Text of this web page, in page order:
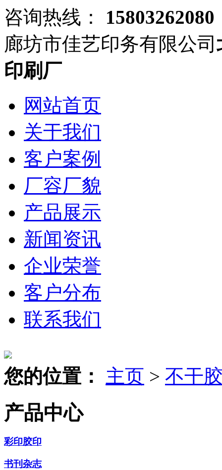
咨询热线：
15803262080
廊坊市佳艺印务有限公司
印刷厂
网站首页
关于我们
客户案例
厂容厂貌
产品展示
新闻资讯
企业荣誉
客户分布
联系我们
您的位置： 主页 > 不干
产品中心
彩印胶印
书刊杂志